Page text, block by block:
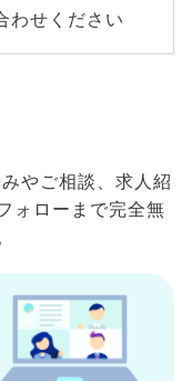
わせください
やご相談、求人紹
ォローまで完全無